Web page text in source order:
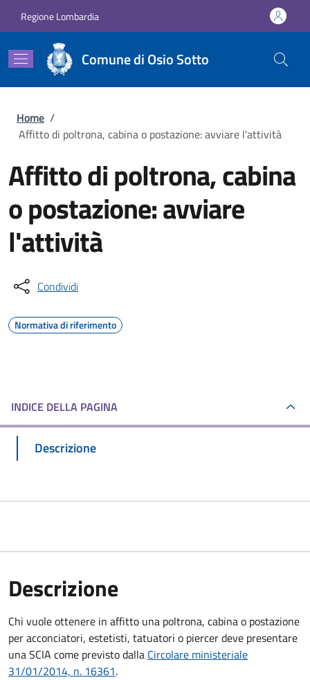
Regione Lombardia
Comune di Osio Sotto
Briciole di pane
Home /
Affitto di poltrona, cabina o postazione: avviare l'attività
Affitto di poltrona, cabina
o postazione: avviare
l'attività
Condividi
Normativa di riferimento
INDICE DELLA PAGINA
Descrizione
Descrizione
Chi vuole ottenere in affitto una poltrona, cabina o postazione
per acconciatori, estetisti, tatuatori o piercer deve presentare
una SCIA come previsto dalla Circolare ministeriale
31/01/2014, n. 16361.